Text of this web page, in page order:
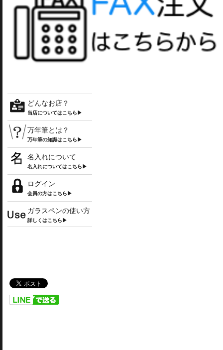
どんなお店？
当店についてはこちら▶
万年筆とは？
万年筆の知識はこちら▶
名入れについて
名入れについてはこちら▶
ログイン
会員の方はこちら▶
ガラスペンの使い方
詳しくはこちら▶